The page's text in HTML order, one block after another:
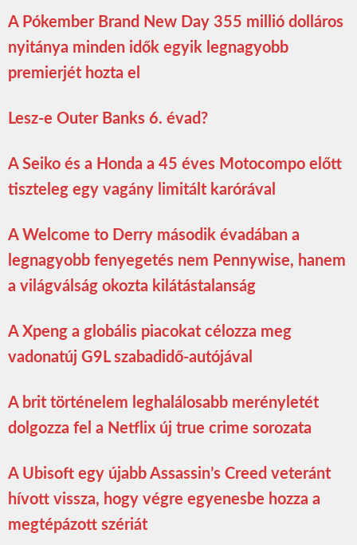
A Pókember Brand New Day 355 millió dolláros
nyitánya minden idők egyik legnagyobb
premierjét hozta el
Lesz-e Outer Banks 6. évad?
A Seiko és a Honda a 45 éves Motocompo előtt
tiszteleg egy vagány limitált karórával
A Welcome to Derry második évadában a
legnagyobb fenyegetés nem Pennywise, hanem
a világválság okozta kilátástalanság
A Xpeng a globális piacokat célozza meg
vadonatúj G9L szabadidő-autójával
A brit történelem leghalálosabb merényletét
dolgozza fel a Netflix új true crime sorozata
A Ubisoft egy újabb Assassin’s Creed veteránt
hívott vissza, hogy végre egyenesbe hozza a
megtépázott szériát